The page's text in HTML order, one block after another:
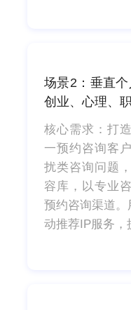
场景2：垂直个
创业、心理、
核心需求：打
一预约咨询客
扰类咨询问题
容库，以专业
预约咨询渠道
动推荐IP服务，